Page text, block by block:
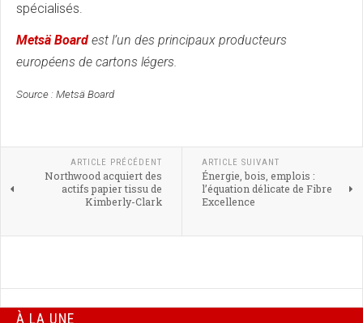
spécialisés.
Metsä Board est l’un des principaux producteurs
européens de cartons légers.
Source : Metsä Board
ARTICLE PRÉCÉDENT
Northwood acquiert des
actifs papier tissu de
Kimberly-Clark
ARTICLE SUIVANT
Énergie, bois, emplois :
l’équation délicate de Fibre
Excellence
À LA UNE